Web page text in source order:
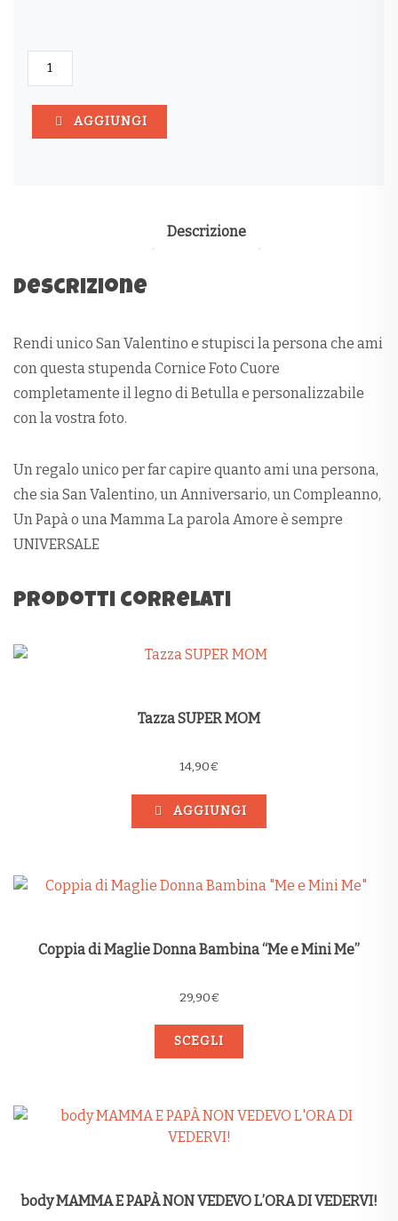
FOTO
QUANTITÀ
AGGIUNGI
Descrizione
Descrizione
Rendi unico San Valentino e stupisci la persona che ami
con questa stupenda Cornice Foto Cuore
completamente il legno di Betulla e personalizzabile
con la vostra foto.
Un regalo unico per far capire quanto ami una persona,
che sia San Valentino, un Anniversario, un Compleanno,
Un Papà o una Mamma La parola Amore è sempre
UNIVERSALE
Prodotti correlati
Tazza SUPER MOM
14,90€
AGGIUNGI
Coppia di Maglie Donna Bambina “Me e Mini Me”
29,90€
SCEGLI
body MAMMA E PAPÀ NON VEDEVO L’ORA DI VEDERVI!